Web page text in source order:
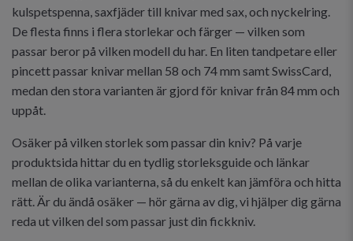
kulspetspenna, saxfjäder till knivar med sax, och nyckelring.
De flesta finns i flera storlekar och färger — vilken som
passar beror på vilken modell du har. En liten tandpetare eller
pincett passar knivar mellan 58 och 74 mm samt SwissCard,
medan den stora varianten är gjord för knivar från 84 mm och
uppåt.
Osäker på vilken storlek som passar din kniv? På varje
produktsida hittar du en tydlig storleksguide och länkar
mellan de olika varianterna, så du enkelt kan jämföra och hitta
rätt. Är du ändå osäker — hör gärna av dig, vi hjälper dig gärna
reda ut vilken del som passar just din fickkniv.